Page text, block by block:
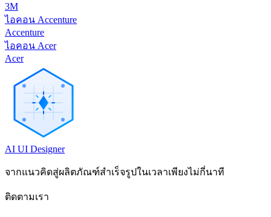
3M
ไอคอน Accenture
Accenture
ไอคอน Acer
Acer
AI UI Designer
จากแนวคิดสู่ผลิตภัณฑ์สำเร็จรูปในเวลาเพียงไม่กี่นาที
ติดตามเรา